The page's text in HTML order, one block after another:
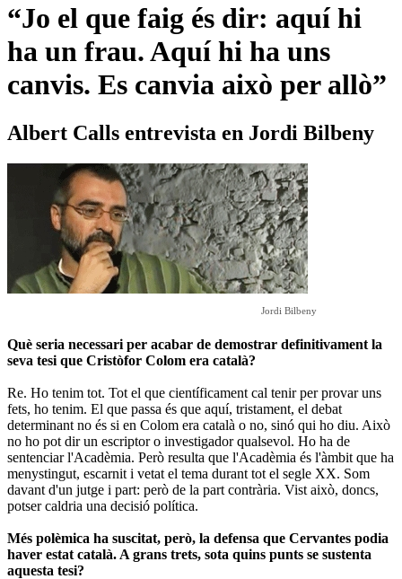
“Jo el que faig és dir: aquí hi
ha un frau. Aquí hi ha uns
canvis. Es canvia això per allò”
Albert Calls entrevista en Jordi Bilbeny
Jordi Bilbeny
Què seria necessari per acabar de demostrar definitivament la
seva tesi que Cristòfor Colom era català?
Re. Ho tenim tot. Tot el que científicament cal tenir per provar uns
fets, ho tenim. El que passa és que aquí, tristament, el debat
determinant no és si en Colom era català o no, sinó qui ho diu. Això
no ho pot dir un escriptor o investigador qualsevol. Ho ha de
sentenciar l'Acadèmia. Però resulta que l'Acadèmia és l'àmbit que ha
menystingut, escarnit i vetat el tema durant tot el segle XX. Som
davant d'un jutge i part: però de la part contrària. Vist això, doncs,
potser caldria una decisió política.
Més polèmica ha suscitat, però, la defensa que Cervantes podia
haver estat català. A grans trets, sota quins punts se sustenta
aquesta tesi?